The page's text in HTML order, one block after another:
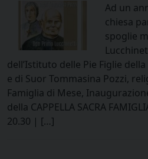
Ad un
chiesa
spoglie
dell’Istituto delle Pie Figlie
e di Suor Tommasina Pozzi,
Famiglia di Mese,
della CAPPELLA SACRA
20.30 | […]